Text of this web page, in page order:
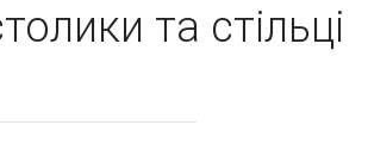
та стільці